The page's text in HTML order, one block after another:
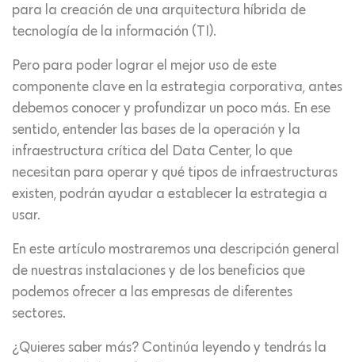
para la creación de una arquitectura híbrida de
tecnología de la información (TI).
Pero para poder lograr el mejor uso de este
componente clave en la estrategia corporativa, antes
debemos conocer y profundizar un poco más. En ese
sentido, entender las bases de la operación y la
infraestructura crítica del Data Center, lo que
necesitan para operar y qué tipos de infraestructuras
existen, podrán ayudar a establecer la estrategia a
usar.
En este artículo mostraremos una descripción general
de nuestras instalaciones y de los beneficios que
podemos ofrecer a las empresas de diferentes
sectores.
¿Quieres saber más? Continúa leyendo y tendrás la